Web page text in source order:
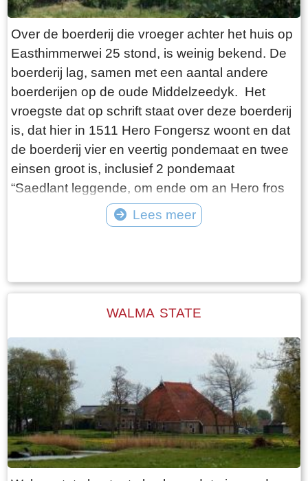
Over de boerderij die vroeger achter het huis op
Easthimmerwei 25 stond, is weinig bekend. De
boerderij lag, samen met een aantal andere
boerderijen op de oude Middelzeedyk. Het
vroegste dat op schrift staat over deze boerderij
is, dat hier in 1511 Hero Fongersz woont en dat
de boerderij vier en veertig pondemaat en twee
einsen groot is, inclusief 2 pondemaat
“Saedlant leggende, om ende om an Hero fros
huijs ende Heem“. Het weiland ligt vanaf de
boerderij tot aan de Mieddyk en het “hoijland” ligt
Folsgara naar de Tsjaerddyk om bij het land te
we lezen in een advertentie van 24 oktober
1787 in de LC: De Secretaris ADEMA, zal op
Dinsdag den 30 October 1787 ’s Na demiddags
om 1 Uur, in het Waapen van Sneek by de
Finale Palm slag verkopen Een uitmuntende
ZATHE en LANDEN met de Huizinge, Schure,
Hovinge en wydere annexen gelegen in
Folsgare, groot in het geheel, 40 een tweede
Lees meer
WALMA STATE